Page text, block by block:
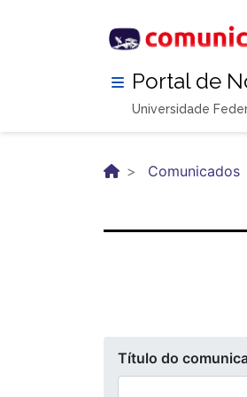
Portal de
Universidade
Comunicados
Título do